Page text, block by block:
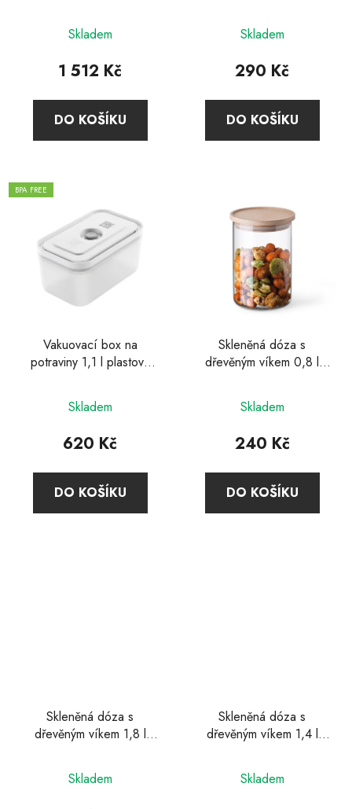
Zwilling
Skladem
1 512 Kč
DO KOŠÍKU
Skladem
290 Kč
DO KOŠÍKU
BPA FREE
Vakuovací box na
potraviny 1,1 l plastový
Skladem
620 Kč
DO KOŠÍKU
Skleněná dóza s
dřevěným víkem 0,8 l
Skladem
240 Kč
DO KOŠÍKU
Skleněná dóza s
dřevěným víkem 1,8 l
Skladem
Skleněná dóza s
dřevěným víkem 1,4 l
Skladem